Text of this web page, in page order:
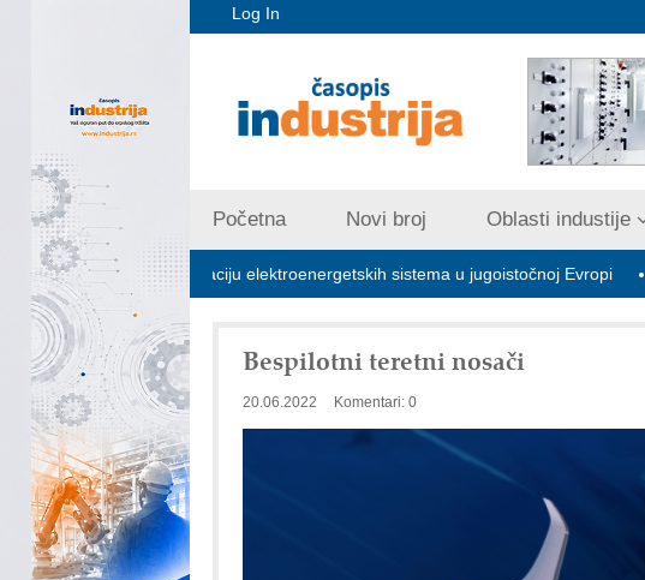
Log In
Početna Novi broj Oblasti industije
za stabilizaciju elektroenergetskih sistema u jugoistočnoj Evropi COMBYPACK
Bespilotni teretni nosači
20.06.2022 Komentari: 0